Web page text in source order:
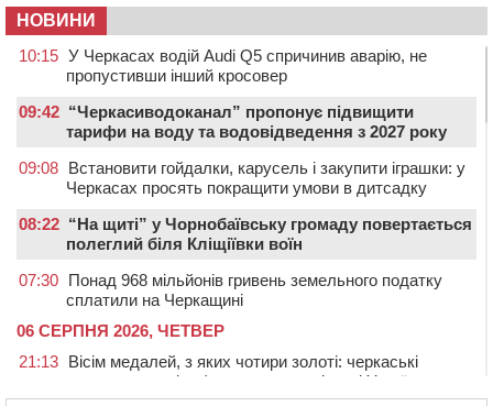
НОВИНИ
10:15 У Черкасах водій Audi Q5 спричинив аварію, не
пропустивши інший кросовер
09:42 “Черкасиводоканал” пропонує підвищити
тарифи на воду та водовідведення з 2027 року
09:08 Встановити гойдалки, карусель і закупити іграшки: у
Черкасах просять покращити умови в дитсадку
08:22 “На щиті” у Чорнобаївську громаду повертається
полеглий біля Кліщіївки воїн
07:30 Понад 968 мільйонів гривень земельного податку
сплатили на Черкащині
06 СЕРПНЯ 2026, ЧЕТВЕР
21:13 Вісім медалей, з яких чотири золоті: черкаські
спортсмени тріумфували на чемпіонаті України